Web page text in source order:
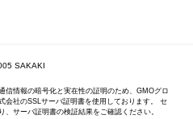
SAKAKI
信情報の暗号化と実在性の証明のため、GMOグロ
会社のSSLサーバ証明書を使用しております。 セ
、サーバ証明書の検証結果をご確認ください。